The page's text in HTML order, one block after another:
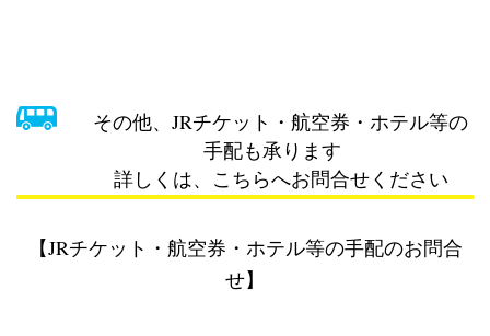
その他、JRチケット・航空券・ホテル等の
手配も承ります
詳しくは、こちらへお問合せください
【JRチケット・航空券・ホテル等の手配のお問合
せ】